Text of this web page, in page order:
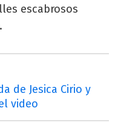
escabrosos
de Jesica Cirio y
video